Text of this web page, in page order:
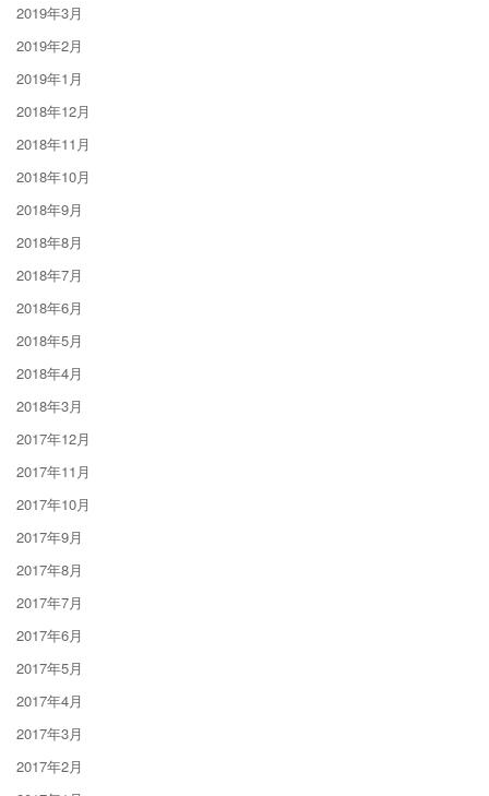
2019年3月
2019年2月
2019年1月
2018年12月
2018年11月
2018年10月
2018年9月
2018年8月
2018年7月
2018年6月
2018年5月
2018年4月
2018年3月
2017年12月
2017年11月
2017年10月
2017年9月
2017年8月
2017年7月
2017年6月
2017年5月
2017年4月
2017年3月
2017年2月